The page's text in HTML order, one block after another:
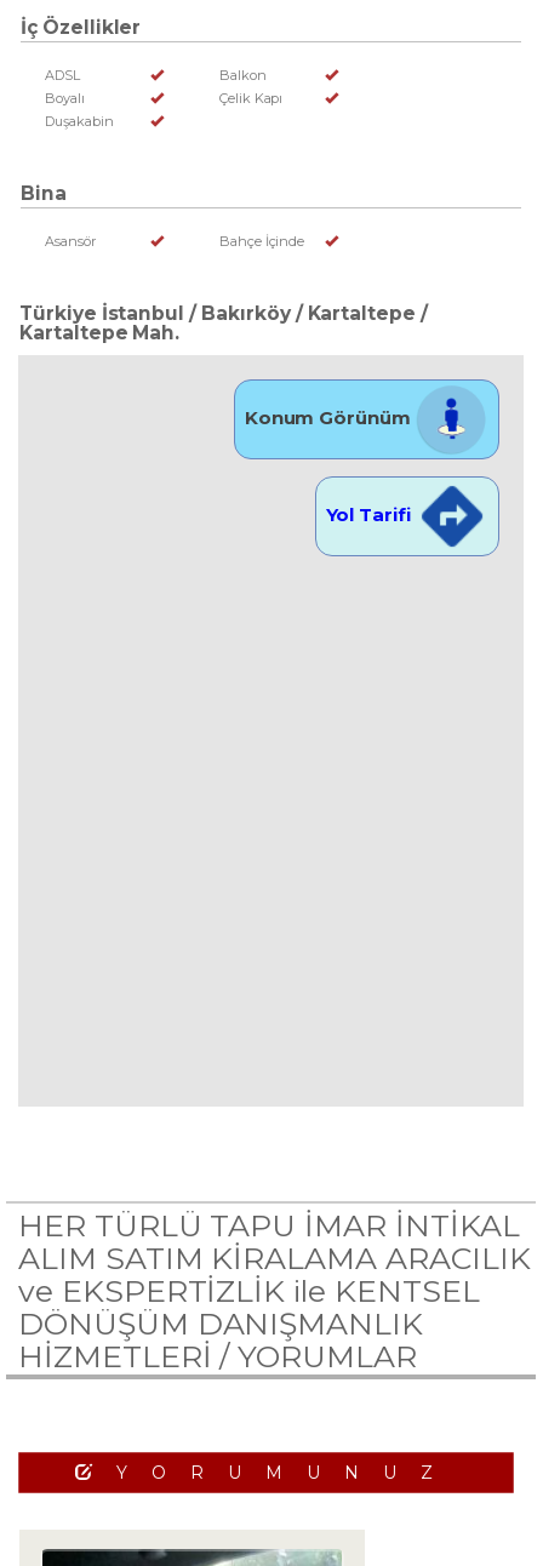
İç Özellikler
ADSL
Balkon
Boyalı
Çelik Kapı
Duşakabin
Bina
Asansör Bahçe İçinde
Türkiye İstanbul / Bakırköy/ Kartaltepe /
Kartaltepe Mah.
Konum Görünüm
Yol Tarifi
HER TÜRLÜ TAPU İMAR İNTİKAL
ALIM SATIM KİRALAMA ARACILIK
ve EKSPERTİZLİK ile KENTSEL
DÖNÜŞÜM DANIŞMANLIK
HİZMETLERİ /YORUMLAR
YORUMUNUZ